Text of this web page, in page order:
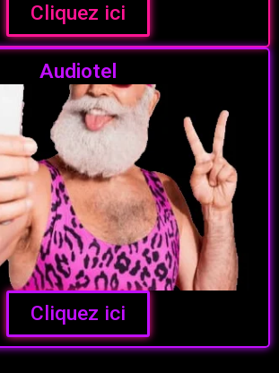
Cliquez ici
Audiotel
Cliquez ici